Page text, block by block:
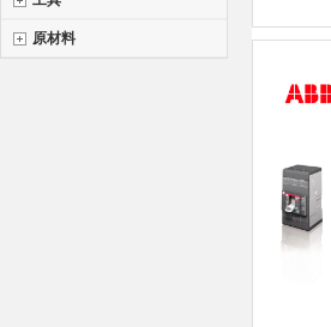
原材料